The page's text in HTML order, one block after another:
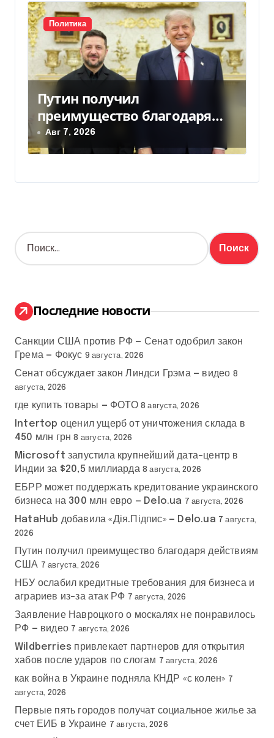
Политика
Путин получил
преимущество благодаря
действиям США
Авг 7, 2026
Н
а
:
Последние новости
Санкции США против РФ — Сенат одобрил закон
Грема — Фокус 9 августа, 2026
Сенат обсуждает закон Линдси Грэма — видео 8
августа, 2026
где купить товары — ФОТО 8 августа, 2026
Intertop оценил ущерб от уничтожения склада в
450 млн грн 8 августа, 2026
Microsoft запустила крупнейший дата-центр в
Индии за $20,5 миллиарда 8 августа, 2026
ЕБРР может поддержать кредитование украинского
бизнеса на 300 млн евро — Delo.ua 7 августа, 2026
HataHub добавила «Дія.Підпис» — Delo.ua 7 августа,
2026
Путин получил преимущество благодаря действиям
США 7 августа, 2026
НБУ ослабил кредитные требования для бизнеса и
аграриев из-за атак РФ 7 августа, 2026
Заявление Навроцкого о москалях не понравилось
РФ — видео 7 августа, 2026
Wildberries привлекает партнеров для открытия
хабов после ударов по слогам
7 августа, 2026
как война в Украине подняла КНДР «с колен» 7
августа, 2026
Первые пять городов получат социальное жилье за
счет ЕИБ в Украине 7 августа, 2026